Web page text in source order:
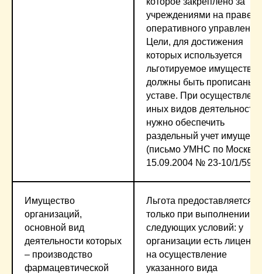
учреждениями на праве
оперативного
Цели, для достижения
которых используется
льготируемое имущество,
должны быть прописаны в
уставе. При
иных видов деятельности
нужно обеспечить
раздельный учет
(письмо УМНС по Москве
15.09.2004 № 23-10/1/
Имущество
организаций,
основной вид
деятельности которых
– производство
фармацевтической
Льгота предоставляется
только при выполнении
следующих условий: у
организации есть
на осуществление
указанного вида